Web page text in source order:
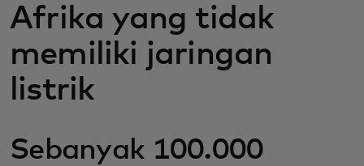
Afrika yang tidak
memiliki jaringan
listrik
Sebanyak 100.000